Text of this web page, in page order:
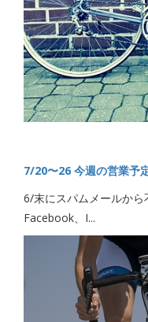
7/20〜26 今週の営業予
6/末にスパムメールか
Facebook、I...